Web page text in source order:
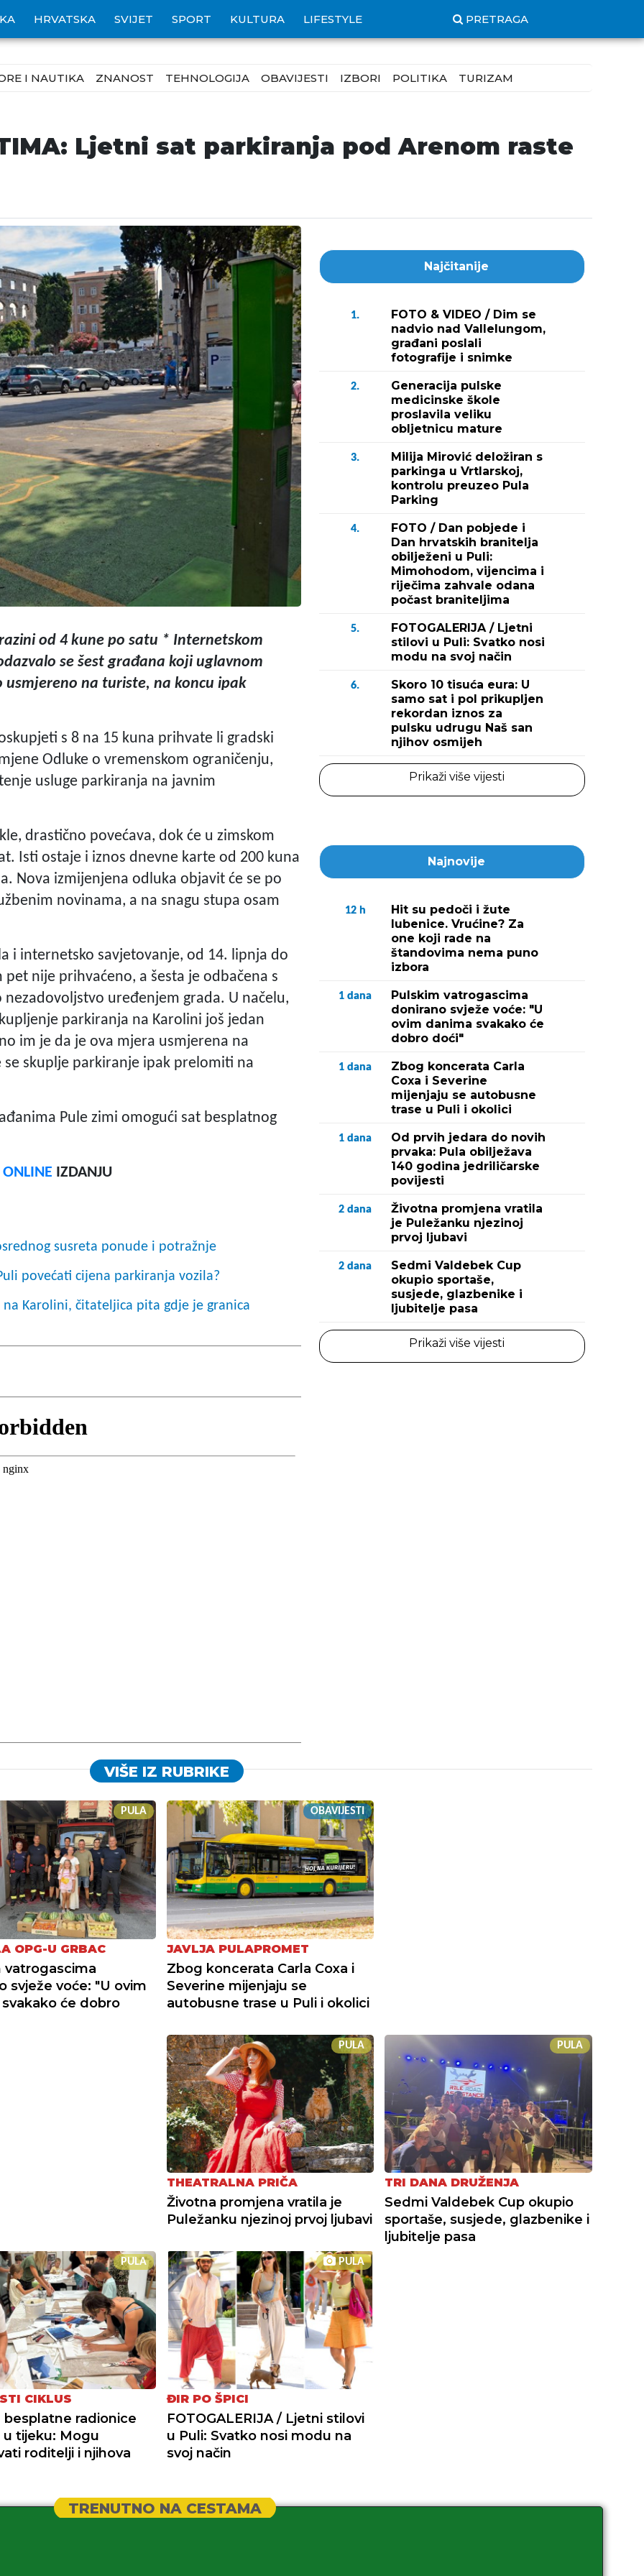
HRVATSKA SVIJET SPORT KULTURA LIFESTYLE PRETRAGA
I NAUTIKA ZNANOST TEHNOLOGIJA OBAVIJESTI IZBORI POLITIKA TURIZAM
Ljetni sat parkiranja pod Arenom raste
od 4 kune po satu * Internetskom
se šest građana koji uglavnom
usmjereno na turiste, na koncu ipak
s 8 na 15 kuna prihvate li gradski
Odluke o vremenskom ograničenju,
usluge parkiranja na javnim
drastično povećava, dok će u zimskom
Isti ostaje i iznos dnevne karte od 200 kuna
Nova izmijenjena odluka objavit će se po
novinama, a na snagu stupa osam
i internetsko savjetovanje, od 14. lipnja do
nije prihvaćeno, a šesta je odbačena s
uređenjem grada. U načelu,
parkiranja na Karolini još jedan
im je da je ova mjera usmjerena na
skuplje parkiranje ipak prelomiti na
Pule zimi omogući sat besplatnog
ONLINE IZDANJU
susreta ponude i potražnje
povećati cijena parkiranja vozila?
Karolini, čitateljica pita gdje je granica
Najčitanije
1.
FOTO & VIDEO / Dim se
nadvio nad Vallelungom,
građani poslali
fotografije i snimke
2.
Generacija pulske
medicinske škole
proslavila veliku
obljetnicu mature
3.
Milija Mirović deložiran s
parkinga u Vrtlarskoj,
kontrolu preuzeo Pula
Parking
4.
FOTO / Dan pobjede i
Dan hrvatskih branitelja
obilježeni u Puli:
Mimohodom, vijencima i
riječima zahvale odana
počast braniteljima
5.
FOTOGALERIJA / Ljetni
stilovi u Puli: Svatko nosi
modu na svoj način
6.
Skoro 10 tisuća eura: U
samo sat i pol prikupljen
rekordan iznos za
pulsku udrugu Naš san
njihov osmijeh
Prikaži više vijesti
Najnovije
12 h
Hit su pedoči i žute
lubenice. Vrućine? Za
one koji rade na
štandovima nema puno
izbora
1 dana
Pulskim vatrogascima
donirano svježe voće: "U
ovim danima svakako će
dobro doći"
1 dana
Zbog koncerata Carla
Coxa i Severine
mijenjaju se autobusne
trase u Puli i okolici
1 dana
Od prvih jedara do novih
prvaka: Pula obilježava
140 godina jedriličarske
povijesti
2 dana
Životna promjena vratila
je Puležanku njezinoj
prvoj ljubavi
2 dana
Sedmi Valdebek Cup
okupio sportaše,
susjede, glazbenike i
ljubitelje pasa
Prikaži više vijesti
VIŠE IZ RUBRIKE
PULA
OPG-U GRBAC
vatrogascima
svježe voće: "U ovim
će dobro
OBAVIJESTI
JAVLJA PULAPROMET
Zbog koncerata Carla Coxa i
Severine mijenjaju se
autobusne trase u Puli i okolici
PULA
THEATRALNA PRIČA
Životna promjena vratila je
Puležanku njezinoj prvoj ljubavi
PULA
TRI DANA DRUŽENJA
Sedmi Valdebek Cup okupio
sportaše, susjede, glazbenike i
ljubitelje pasa
PULA
CIKLUS
besplatne radionice
u tijeku: Mogu
roditelji i njihova
PULA
ĐIR PO ŠPICI
FOTOGALERIJA / Ljetni stilovi
u Puli: Svatko nosi modu na
svoj način
TRENUTNO NA CESTAMA